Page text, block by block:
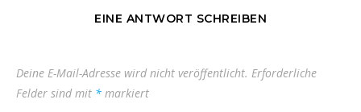
EINE ANTWORT SCHREIBEN
Deine E-Mail-Adresse wird nicht veröffentlicht. Erforderliche
Felder sind mit * markiert